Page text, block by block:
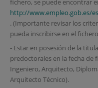
fichero, se puede encontrar
http://www.empleo.gob.es/
. (Importante revisar los
pueda inscribirse en el
- Estar en posesión de la
predoctorales en la fecha de
Ingeniero, Arquitecto,
Arquitecto Técnico).